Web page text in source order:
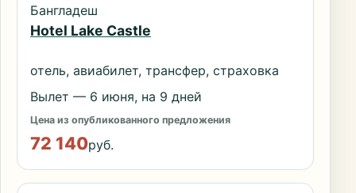
Бангладеш
Hotel Lake Castle
отель, авиабилет, трансфер, страховка
Вылет — 6 июня, на 9 дней
Цена из опубликованного предложения
72 140руб.